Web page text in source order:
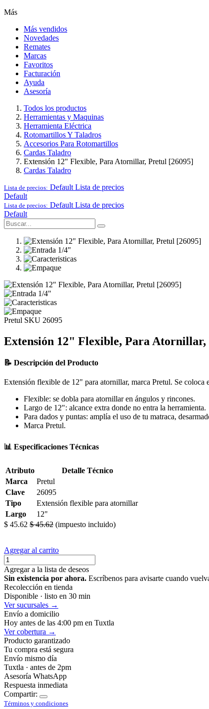
Más
Más vendidos
Novedades
Remates
Marcas
Favoritos
Facturación
Ayuda
Asesoría
Todos los productos
Herramientas y Maquinas
Herramienta Eléctrica
Rotomartillos Y Taladros
Accesorios Para Rotomartillos
Cardas Taladro
Extensión 12" Flexible, Para Atornillar, Pretul [26095]
Cardas Taladro
Lista de precios: Default Lista de precios
Default
Lista de precios: Default Lista de precios
Default
Pretul SKU 26095
Extensión 12" Flexible, Para Atornillar,
📝 Descripción del Producto
Extensión flexible de 12" para atornillar, marca Pretul. Se coloca
Flexible: se dobla para atornillar en ángulos y rincones.
Largo de 12": alcance extra donde no entra la herramienta.
Para dados y puntas: amplía el uso de tu matraca,
Marca Pretul.
📊 Especificaciones Técnicas
Atributo
Detalle Técnico
Marca
Pretul
Clave
26095
Tipo
Extensión flexible para atornillar
Largo
12"
$ 45.62 $45.62 (impuesto incluido)
Agregar al carrito
Agregar a la lista de deseos
Sin existencia por ahora. Escríbenos para avisarte cuando
Recolección en tienda
Disponible · listo en 30 min
Ver sucursales →
Envío a domicilio
Hoy antes de las 4:00 pm en Tuxtla
Ver cobertura →
Producto garantizado
Tu compra está segura
Envío mismo día
Tuxtla · antes de 2pm
Asesoría WhatsApp
Respuesta inmediata
Compartir:
Términos y condiciones